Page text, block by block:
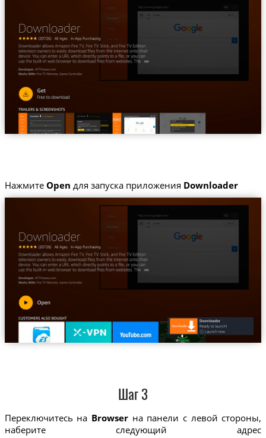
Нажмите Open для запуска приложения Downloader
Шаг 3
Переключитесь на Browserна панели с левой стороны,
наберите следующий адрес